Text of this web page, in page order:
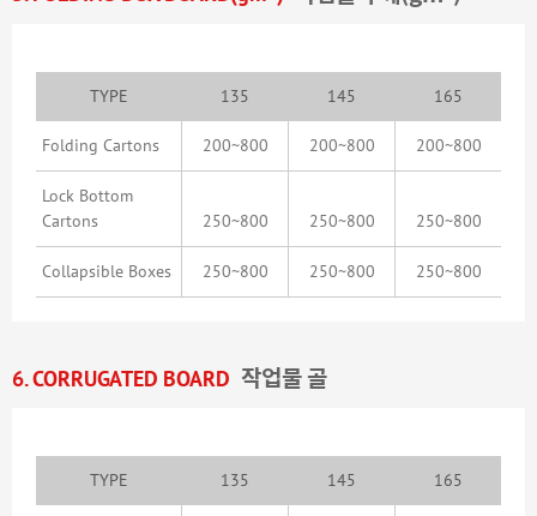
TYPE 135 145 165
Folding Cartons 200~800 200~800 200~800
Lock Bottom
Cartons
250~800 250~800 250~800
Collapsible Boxes 250~800 250~800 250~800
6. CORRUGATED BOARD 작업물 골
TYPE 135 145 165